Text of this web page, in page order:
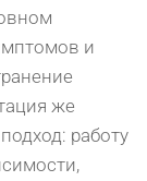
и
же
работу